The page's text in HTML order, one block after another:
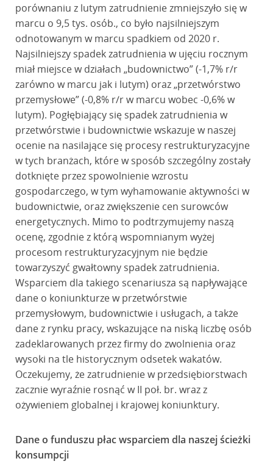
porównaniu z lutym zatrudnienie zmniejszyło się w
marcu o 9,5 tys. osób., co było najsilniejszym
odnotowanym w marcu spadkiem od 2020 r.
Najsilniejszy spadek zatrudnienia w ujęciu rocznym
miał miejsce w działach „budownictwo” (-1,7% r/r
zarówno w marcu jak i lutym) oraz „przetwórstwo
przemysłowe” (-0,8% r/r w marcu wobec -0,6% w
lutym). Pogłębiający się spadek zatrudnienia w
przetwórstwie i budownictwie wskazuje w naszej
ocenie na nasilające się procesy restrukturyzacyjne
w tych branżach, które w sposób szczególny zostały
dotknięte przez spowolnienie wzrostu
gospodarczego, w tym wyhamowanie aktywności w
budownictwie, oraz zwiększenie cen surowców
energetycznych. Mimo to podtrzymujemy naszą
ocenę, zgodnie z którą wspomnianym wyżej
procesom restrukturyzacyjnym nie będzie
towarzyszyć gwałtowny spadek zatrudnienia.
Wsparciem dla takiego scenariusza są napływające
dane o koniunkturze w przetwórstwie
przemysłowym, budownictwie i usługach, a także
dane z rynku pracy, wskazujące na niską liczbę osób
zadeklarowanych przez firmy do zwolnienia oraz
wysoki na tle historycznym odsetek wakatów.
Oczekujemy, że zatrudnienie w przedsiębiorstwach
zacznie wyraźnie rosnąć w II poł. br. wraz z
ożywieniem globalnej i krajowej koniunktury.
Dane o funduszu płac wsparciem dla naszej ścieżki
konsumpcji